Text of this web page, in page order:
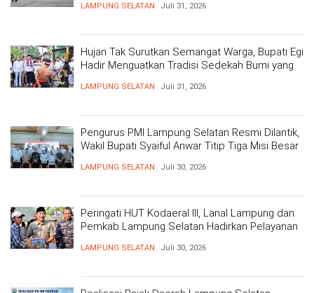
LAMPUNG SELATAN Juli 31, 2026
Hujan Tak Surutkan Semangat Warga, Bupati Egi
Hadir Menguatkan Tradisi Sedekah Bumi yang
LAMPUNG SELATAN Juli 31, 2026
Pengurus PMI Lampung Selatan Resmi Dilantik,
Wakil Bupati Syaiful Anwar Titip Tiga Misi Besar
LAMPUNG SELATAN Juli 30, 2026
Peringati HUT Kodaeral III, Lanal Lampung dan
Pemkab Lampung Selatan Hadirkan Pelayanan
LAMPUNG SELATAN Juli 30, 2026